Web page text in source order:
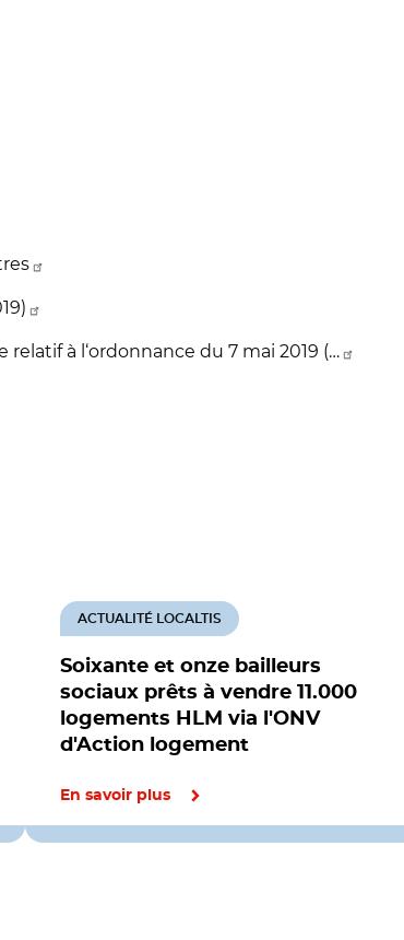
à l‘ordonnance du 7 mai 2019 (…
Soixante et onze bailleurs
sociaux prêts à vendre 11.000
logements HLM via l'ONV
d'Action logement
ACTUALITÉ LOCALTIS
En savoir plus